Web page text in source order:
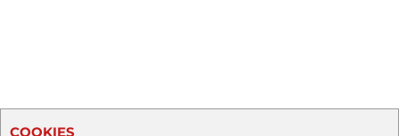
COOKIES